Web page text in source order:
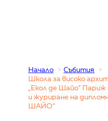
Начало
Събития
Школа за високо
„Екол де Шайо“
и журиране на
ШАЙО“